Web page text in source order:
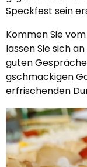
Speckfest sein
Kommen Sie
lassen Sie sich
guten
gschmackigen
erfrischenden